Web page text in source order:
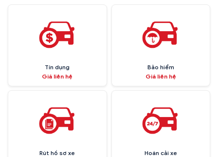
Tín dụng
Giá liên hệ
Bảo hiểm
Giá liên hệ
Rút hồ sơ xe
Hoán cải xe